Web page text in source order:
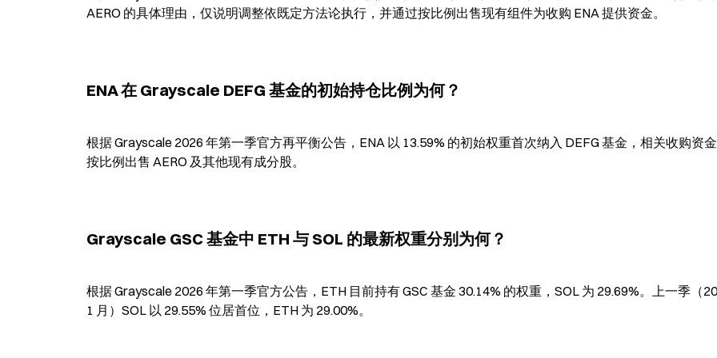
AERO 的具体理由，仅说明调整依既定方法论执行，并通过按比例出售现有组件为收购 ENA 提供资金。
ENA 在 Grayscale DEFG 基金的初始持仓比例为何？
根据 Grayscale 2026 年第一季官方再平衡公告，ENA 以 13.59% 的初始权重首次纳入 DEFG 基金，相关收购资
按比例出售 AERO 及其他现有成分股。
Grayscale GSC 基金中 ETH 与 SOL 的最新权重分别为何？
根据 Grayscale 2026 年第一季官方公告，ETH 目前持有 GSC 基金 30.14% 的权重，SOL 为 29.69%。上一季（
1 月）SOL 以 29.55% 位居首位，ETH 为 29.00%。